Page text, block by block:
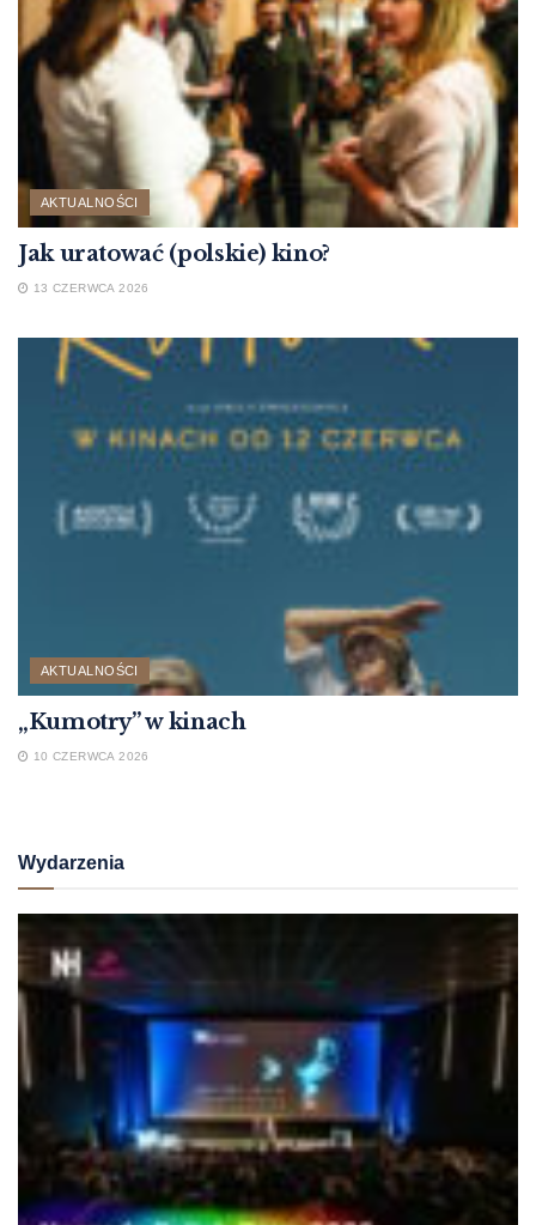
AKTUALNOŚCI
Jak uratować (polskie) kino?
13 CZERWCA 2026
AKTUALNOŚCI
„Kumotry” w kinach
10 CZERWCA 2026
Wydarzenia